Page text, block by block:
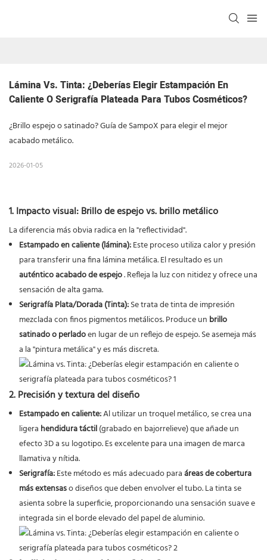
Lámina Vs. Tinta: ¿Deberías Elegir Estampación En
Caliente O Serigrafía Plateada Para Tubos Cosméticos?
¿Brillo espejo o satinado? Guía de SampoX para elegir el mejor
acabado metálico.
2026-01-05
1. Impacto visual: Brillo de espejo vs. brillo metálico
La diferencia más obvia radica en la "reflectividad".
Estampado en caliente (lámina):Este proceso utiliza calor y presión
para transferir una fina lámina metálica. El resultado es un
auténtico acabado de espejo. Refleja la luz con nitidez y ofrece una
sensación de alta gama.
Serigrafía Plata/Dorada (Tinta):Se trata de tinta de impresión
mezclada con finos pigmentos metálicos. Produce un brillo
satinado o perladoen lugar de un reflejo de espejo. Se asemeja más
a la "pintura metálica" y es más discreta.
2. Precisión y textura del diseño
Estampado en caliente:Al utilizar un troquel metálico, se crea una
ligera hendidura táctil(grabado en bajorrelieve) que añade un
efecto 3D a su logotipo. Es excelente para una imagen de marca
llamativa y nítida.
Serigrafía:Este método es más adecuado paraáreas de cobertura
más extensaso diseños que deben envolver el tubo. La tinta se
asienta sobre la superficie, proporcionando una sensación suave e
integrada sin el borde elevado del papel de aluminio.